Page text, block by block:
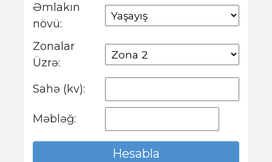
Əmlakın
növü:
Zonalar
Üzrə:
Sahə (kv):
Məbləğ: